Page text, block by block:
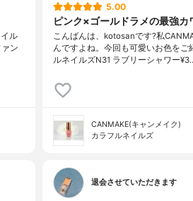
ル
ン
5.00
ピンク×ゴールドラメの最強
こんばんは、kotosanです?私
んですよね。今回も可愛いお色をご
ルネイルズN31 ラブリーシャワー
CANMAKE(キャンメイク)
カラフルネイルズ
退会させていただきます